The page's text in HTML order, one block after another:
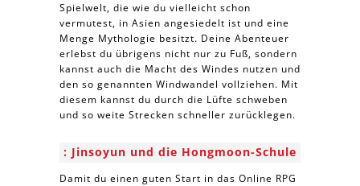
Spielwelt, die wie du vielleicht schon
vermutest, in Asien angesiedelt ist und eine
Menge Mythologie besitzt. Deine Abenteuer
erlebst du übrigens nicht nur zu Fuß, sondern
kannst auch die Macht des Windes nutzen und
den so genannten Windwandel vollziehen. Mit
diesem kannst du durch die Lüfte schweben
und so weite Strecken schneller zurücklegen.
Jinsoyun und die Hongmoon-Schule
Damit du einen guten Start in das Online RPG